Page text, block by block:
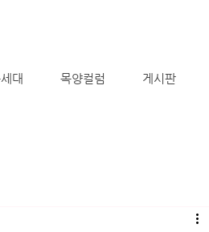
대 목양컬럼 게시판